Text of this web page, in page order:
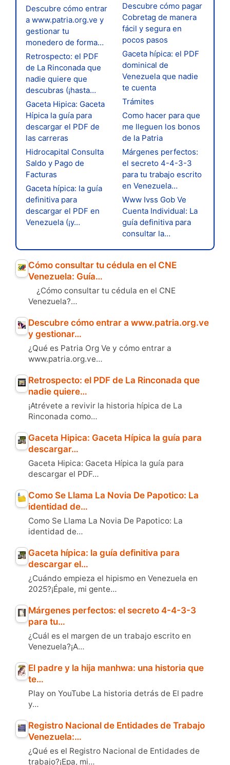
Descubre cómo entrar
a www.patria.org.ve y
gestionar tu
monedero de forma…
Retrospecto: el PDF
de La Rinconada que
nadie quiere que
descubras (¡hasta…
Gaceta Hipica: Gaceta
Hípica la guía para
descargar el PDF de
las carreras
Hidrocapital Consulta
Saldo y Pago de
Facturas
Gaceta hípica: la guía
definitiva para
descargar el PDF en
Venezuela (¡y…
Descubre cómo pagar
Cobretag de manera
fácil y segura en
pocos pasos
Gaceta hípica: el PDF
dominical de
Venezuela que nadie
te cuenta
Trámites
Como hacer para que
me lleguen los bonos
de la Patria
Márgenes perfectos:
el secreto 4-4-3-3
para tu trabajo escrito
en Venezuela…
Www Ivss Gob Ve
Cuenta Individual: La
guía definitiva para
consultar la…
Cómo consultar tu cédula en el CNE
Venezuela: Guía…
¿Cómo consultar tu cédula en el CNE
Venezuela?…
Descubre cómo entrar a www.patria.org.ve
y gestionar…
¿Qué es Patria Org Ve y cómo entrar a
www.patria.org.ve…
Retrospecto: el PDF de La Rinconada que
nadie quiere…
¡Atrévete a revivir la historia hípica de La
Rinconada como…
Gaceta Hipica: Gaceta Hípica la guía para
descargar…
Gaceta Hipica: Gaceta Hípica la guía para
descargar el PDF…
Como Se Llama La Novia De Papotico: La
identidad de…
Como Se Llama La Novia De Papotico: La
identidad de…
Gaceta hípica: la guía definitiva para
descargar el…
¿Cuándo empieza el hipismo en Venezuela en
2025?¡Épale, mi gente…
Márgenes perfectos: el secreto 4-4-3-3
para tu…
¿Cuál es el margen de un trabajo escrito en
Venezuela?¡A…
El padre y la hija manhwa: una historia que
te…
Play on YouTube La historia detrás de El padre
y…
Registro Nacional de Entidades de Trabajo
Venezuela:…
¿Qué es el Registro Nacional de Entidades de
trabajo?¡Epa, mi…